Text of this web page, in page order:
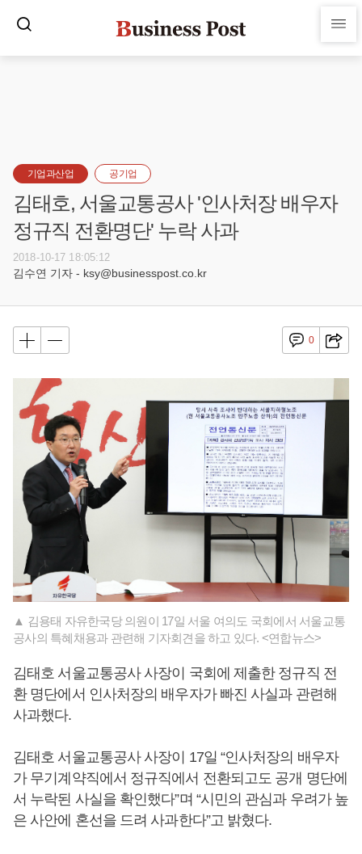
기업과산업 공기업
김태호, 서울교통공사 '인사처장 배우자
정규직 전환명단' 누락 사과
2018-10-17 18:05:12
김수연 기자 - ksy@businesspost.co.kr
0
▲ 김용태 자유한국당 의원이 17일 서울 여의도 국회에서 서울교통
공사의 특혜채용과 관련해 기자회견을 하고 있다. <연합뉴스>
김태호 서울교통공사 사장이 국회에 제출한 정규직 전
환 명단에서 인사처장의 배우자가 빠진 사실과 관련해
사과했다.
김태호 서울교통공사 사장이 17일 “인사처장의 배우자
가 무기계약직에서 정규직에서 전환되고도 공개 명단에
서 누락된 사실을 확인했다”며 “시민의 관심과 우려가 높
은 사안에 혼선을 드려 사과한다”고 밝혔다.